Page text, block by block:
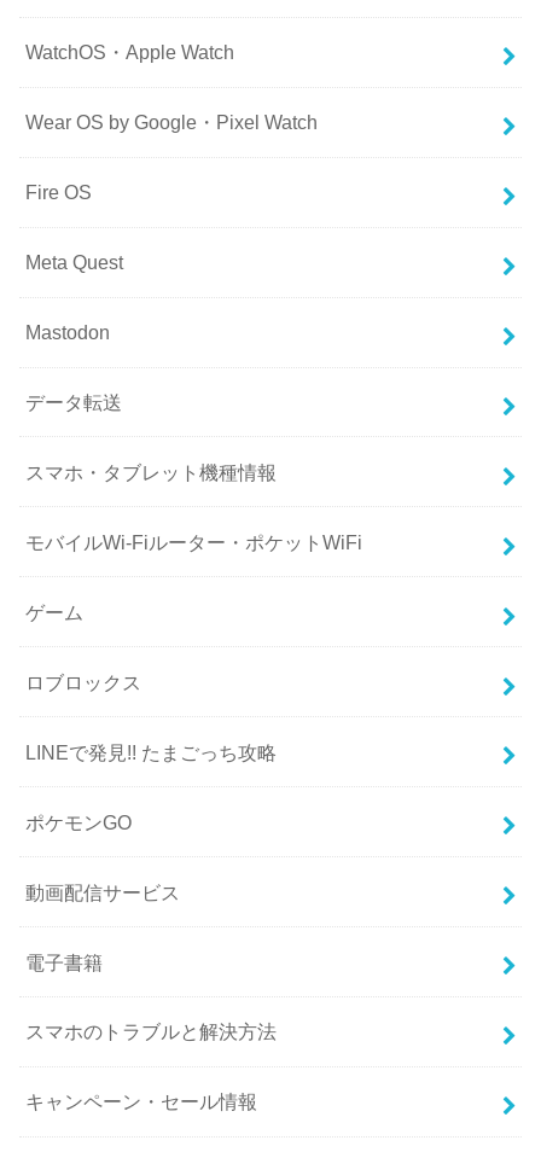
WatchOS・Apple Watch
Wear OS by Google・Pixel Watch
Fire OS
Meta Quest
Mastodon
データ転送
スマホ・タブレット機種情報
モバイルWi-Fiルーター・ポケットWiFi
ゲーム
ロブロックス
LINEで発見!! たまごっち攻略
ポケモンGO
動画配信サービス
電子書籍
スマホのトラブルと解決方法
キャンペーン・セール情報